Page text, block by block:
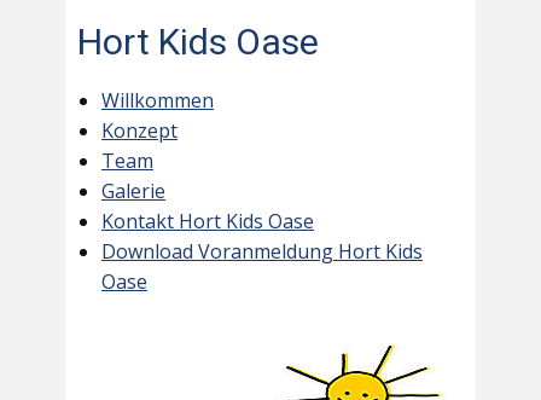
Hort Kids Oase
Willkommen
Konzept
Team
Galerie
Kontakt Hort Kids Oase
Download Voranmeldung Hort Kids
Oase